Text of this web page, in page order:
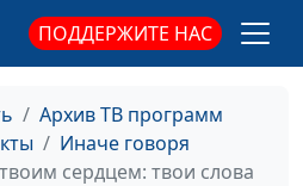
ПОДДЕРЖИТЕ НАС
Архив ТВ программ
Иначе говоря
сердцем: твои слова
Сергей Комарницкий,
Скурихина, Анастасия
Сорокина, Даниил
Круглов, Анна Егорова,
#153